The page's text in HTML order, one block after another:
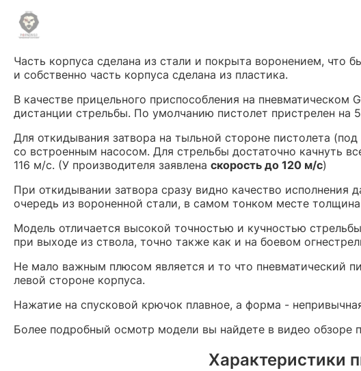
Часть корпуса сделана из стали и покрыта воронением,
и собственно часть корпуса сделана из пластика.
В качестве прицельного приспособления на пневматическом
дистанции стрельбы. По умолчанию пистолет пристрелен на
Для откидывания затвора на тыльной стороне пистолета
со встроенным насосом. Для стрельбы достаточно качнуть
116 м/с. (У производителя заявлена скорость до 120 м/с)
При откидывании затвора сразу видно качество
очередь из вороненной стали, в самом тонком месте
Модель отличается высокой точностью и кучностью
при выходе из ствола, точно также как и на боевом
Не мало важным плюсом является и то что пневматический
левой стороне корпуса.
Нажатие на спусковой крючок плавное, а форма -
Более подробный осмотр модели вы найдете в видео обзоре
Характеристики